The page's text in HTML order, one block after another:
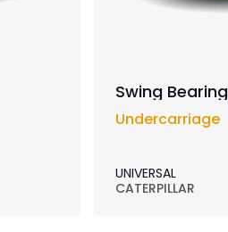
Swing Bearing
Undercarriage
UNIVERSAL
CATERPILLAR